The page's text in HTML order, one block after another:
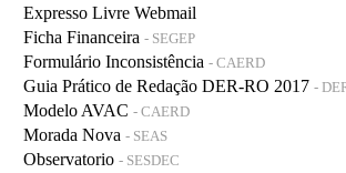
Expresso Livre Webmail
Ficha Financeira - SEGEP
Formulário Inconsistência - CAERD
Guia Prático de Redação DER-RO 2017 -
Modelo AVAC - CAERD
Morada Nova - SEAS
Observatorio - SESDEC